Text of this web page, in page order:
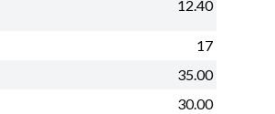
12.40
17
35.00
30.00